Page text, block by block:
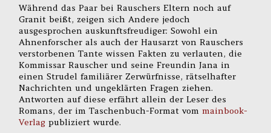
Während das Paar bei Rauschers Eltern noch auf
Granit beißt, zeigen sich Andere jedoch
ausgesprochen auskunftsfreudiger: Sowohl ein
Ahnenforscher als auch der Hausarzt von Rauschers
verstorbenen Tante wissen Fakten zu verlauten, die
Kommissar Rauscher und seine Freundin Jana in
einen Strudel familiärer Zerwürfnisse, rätselhafter
Nachrichten und ungeklärten Fragen ziehen.
Antworten auf diese erfährt allein der Leser des
Romans, der im Taschenbuch-Format vommainbook-
Verlag publiziert wurde.